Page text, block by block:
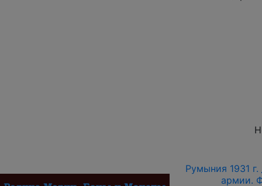
Румыния 1931 г.
армии.